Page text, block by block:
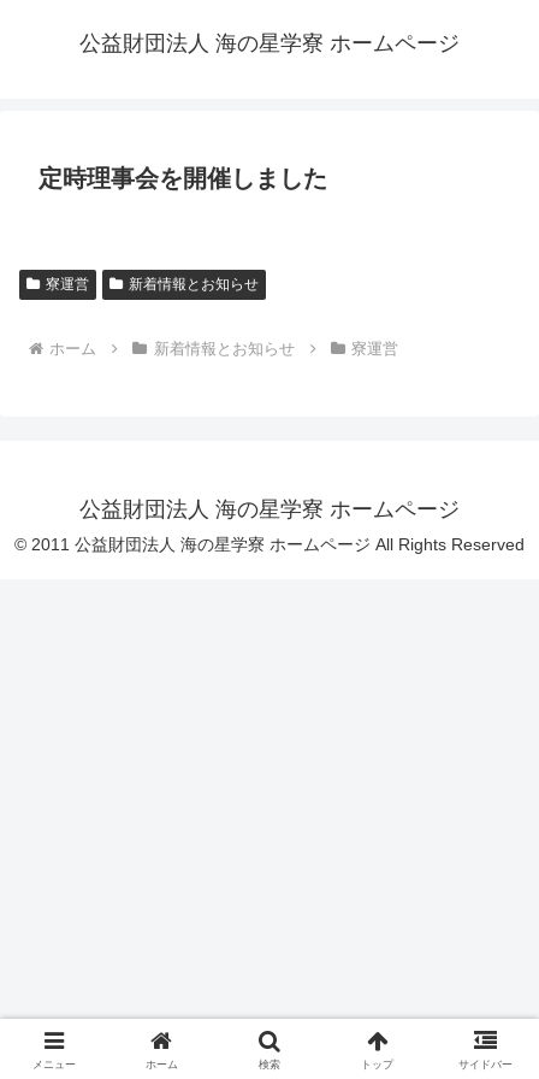
公益財団法人 海の星学寮 ホームページ
定時理事会を開催しました
寮運営 新着情報とお知らせ
ホーム 新着情報とお知らせ 寮運営
公益財団法人 海の星学寮 ホームページ
© 2011 公益財団法人 海の星学寮 ホームページ All Rights Reserved
メニュー ホーム 検索 トップ サイドバー